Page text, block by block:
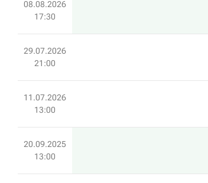
08.08.2026
17:30
29.07.2026
21:00
11.07.2026
13:00
20.09.2025
13:00